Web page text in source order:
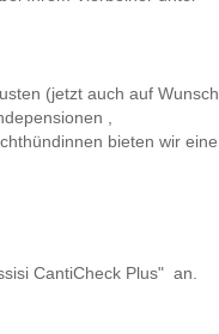
(jetzt auch auf Wunsch
,
bieten wir eine
CantiCheck Plus" an.